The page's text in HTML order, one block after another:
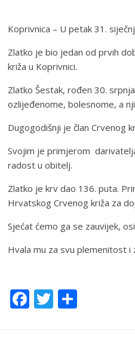
Koprivnica – U petak 31.
Zlatko je bio jedan od prvih
križa u Koprivnici.
Zlatko Šestak, rođen 30.
ozlijeđenome, bolesnome, a
Dugogodišnji je član Crvenog
Svojim je primjerom
radost u obitelj.
Zlatko je krv dao 136. puta.
Hrvatskog Crvenog križa za
Sjećat ćemo ga se zauvijek,
Hvala mu za svu plemenitost
Facebook
Twitter